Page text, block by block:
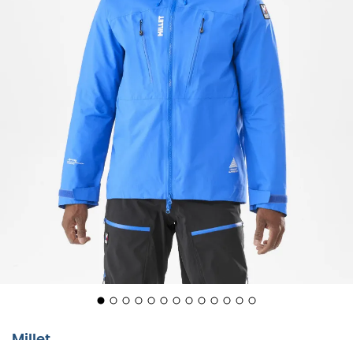
Wenn dich die Lust packt, die kühnsten Gipfel zu erobern,
ist die Trilogy Jorasses GTX Pro Jacke deine Verbündete
der Wahl. Diese Regenjacke für Männer ist für
unerschrockene Entdecker konzipiert. Mit ihrem Gore-
Tex Pro 3-Lagen-Gewebe schützt sie dich vor den
launischsten Wetterbedingungen und sorgt gleichzeitig
für unvergleichliche Atmungsaktivität. Du kannst also
dem Saunagefühl während deiner Expeditionen
Lebewohl sagen.
Der ergonomische Schnitt dieser Jacke bietet dir eine
außergewöhnliche Bewegungsfreiheit, die bei
technischen Passagen in den Bergen unerlässlich ist. Die